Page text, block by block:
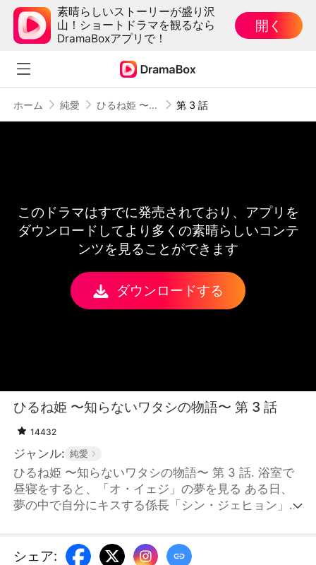
素晴らしいストーリーが盛り沢
山！ショートドラマを観るなら
DramaBoxアプリで！
開く
ホーム 純愛 ひるね姫 〜知らないワタシの物語〜 第 3 話
このドラマはすでに発売されており、アプリを
ダウンロードしてより多くの素晴らしいコンテ
ンツを見ることができます
ダウンロードする
ひるね姫 〜知らないワタシの物語〜 第 3 話
14432
ジャンル: 純愛
ひるね姫 〜知らないワタシの物語〜 第 3 話. 浴室で
昼寝をすると、「オ・イェジ」の夢を見る ある日、
夢の中で自分にキスする係長「シン・ジェヒョン」を
シェア: